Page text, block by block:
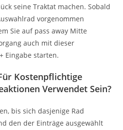
seine Traktat machen. Sobald
vorgenommen
Sie auf pass away Mitte
auch mit dieser
Eingabe starten.
Kostenpflichtige
Verwendet Sein?
bis sich dasjenige Rad
den der Einträge ausgewählt